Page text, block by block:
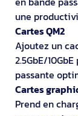
une
Cartes QM2
Ajoutez un
2.5GbE/
passante
Cartes
Prend en